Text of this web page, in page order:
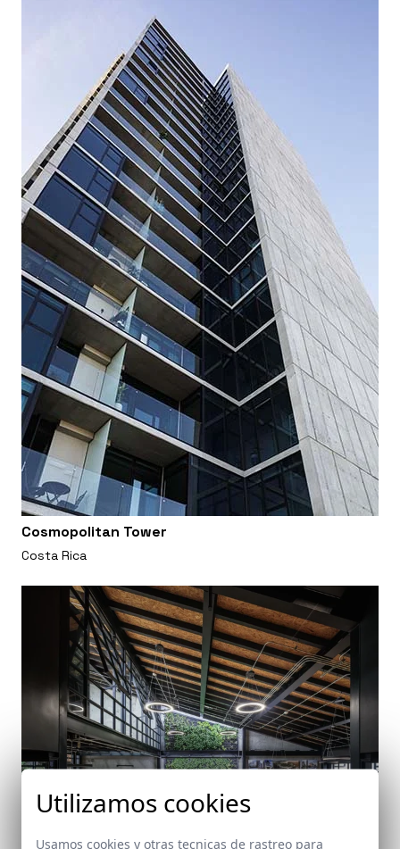
Cosmopolitan Tower
Costa Rica
Utilizamos cookies
Usamos cookies y otras tecnicas de rastreo para